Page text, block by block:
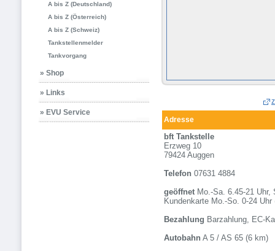
A bis Z (Deutschland)
A bis Z (Österreich)
A bis Z (Schweiz)
Tankstellenmelder
Tankvorgang
» Shop
» Links
» EVU Service
Adresse
bft Tankstelle
Erzweg 10
79424 Auggen
Telefon 07631 4884
geöffnetMo.-Sa. 6.45-21 Uhr,
Kundenkarte Mo.-So. 0-24 Uhr
Bezahlung Barzahlung, EC-
Autobahn A 5 / AS 65 (6 km)